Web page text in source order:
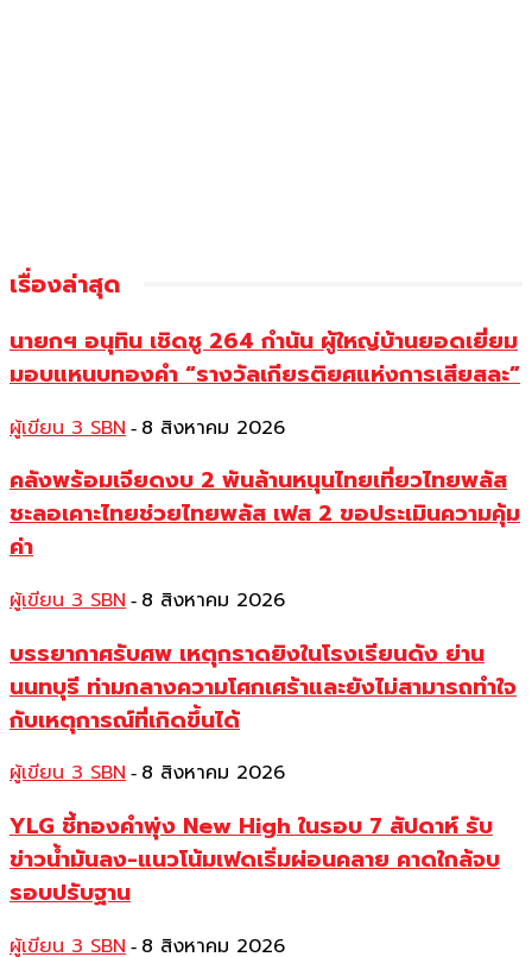
เรื่องล่าสุด
นายกฯ อนุทิน เชิดชู 264 กำนัน ผู้ใหญ่บ้านยอดเยี่ยม
มอบแหนบทองคำ “รางวัลเกียรติยศแห่งการเสียสละ”
ผู้เขียน 3 SBN - 8 สิงหาคม 2026
คลังพร้อมเจียดงบ 2 พันล้านหนุนไทยเที่ยวไทยพลัส
ชะลอเคาะไทยช่วยไทยพลัส เฟส 2 ขอประเมินความคุ้ม
ค่า
ผู้เขียน 3 SBN - 8 สิงหาคม 2026
บรรยากาศรับศพ เหตุกราดยิงในโรงเรียนดัง ย่าน
นนทบุรี ท่ามกลางความโศกเศร้าและยังไม่สามารถทำใจ
กับเหตุการณ์ที่เกิดขึ้นได้
ผู้เขียน 3 SBN - 8 สิงหาคม 2026
YLG ชี้ทองคำพุ่ง New High ในรอบ 7 สัปดาห์ รับ
ข่าวน้ำมันลง-แนวโน้มเฟดเริ่มผ่อนคลาย คาดใกล้จบ
รอบปรับฐาน
ผู้เขียน 3 SBN - 8 สิงหาคม 2026